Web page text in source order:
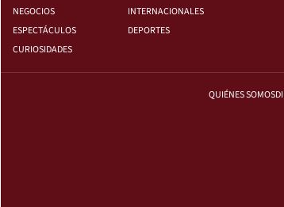
NEGOCIOS
INTERNACIONALES
ESPECTÁCULOS
DEPORTES
CURIOSIDADES
QUIÉNES SOMOS